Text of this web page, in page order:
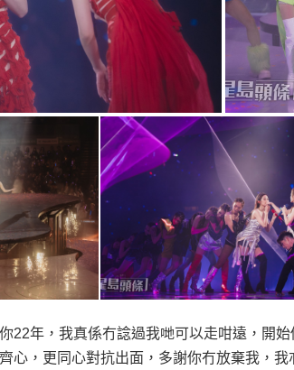
22年，我真係冇諗過我哋可以走咁遠，開
心，更同心對抗出面，多謝你冇放棄我，我